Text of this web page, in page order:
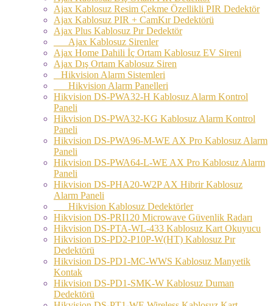
Ajax Kablosuz Resim Çekme Özellikli PIR Dedektör
Ajax Kablosuz PIR + CamKır Dedektörü
Ajax Plus Kablosuz Pır Dedektör
Ajax Kablosuz Sirenler
Ajax Home Dahili İç Ortam Kablosuz EV Sireni
Ajax Dış Ortam Kablosuz Siren
Hikvision Alarm Sistemleri
Hikvision Alarm Panelleri
Hikvision DS-PWA32-H Kablosuz Alarm Kontrol
Paneli
Hikvision DS-PWA32-KG Kablosuz Alarm Kontrol
Paneli
Hikvision DS-PWA96-M-WE AX Pro Kablosuz Alarm
Paneli
Hikvision DS-PWA64-L-WE AX Pro Kablosuz Alarm
Paneli
Hikvision DS-PHA20-W2P AX Hibrir Kablosuz
Alarm Paneli
Hikvision Kablosuz Dedektörler
Hikvision DS-PRI120 Microwave Güvenlik Radarı
Hikvision DS-PTA-WL-433 Kablosuz Kart Okuyucu
Hikvision DS-PD2-P10P-W(HT) Kablosuz Pır
Dedektörü
Hikvision DS-PD1-MC-WWS Kablosuz Manyetik
Kontak
Hikvision DS-PD1-SMK-W Kablosuz Duman
Dedektörü